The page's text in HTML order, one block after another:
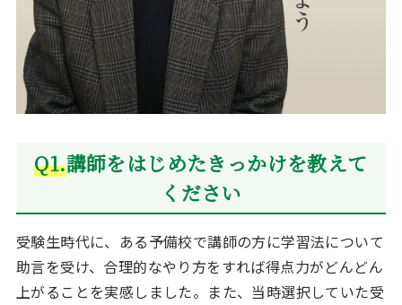
Q1.講師をはじめたきっかけを教えて
ください
受験生時代に、ある予備校で講師の方に学習法について
助言を受け、合理的なやり方をすれば得点力がどんどん
上がることを実感しました。また、当時選択していた受